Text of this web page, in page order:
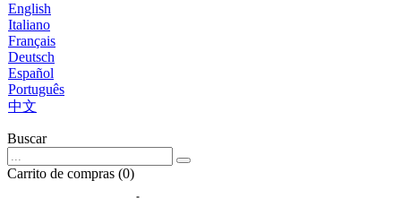
English
Italiano
Français
Deutsch
Español
Português
中文
Buscar
Carrito de compras (0)